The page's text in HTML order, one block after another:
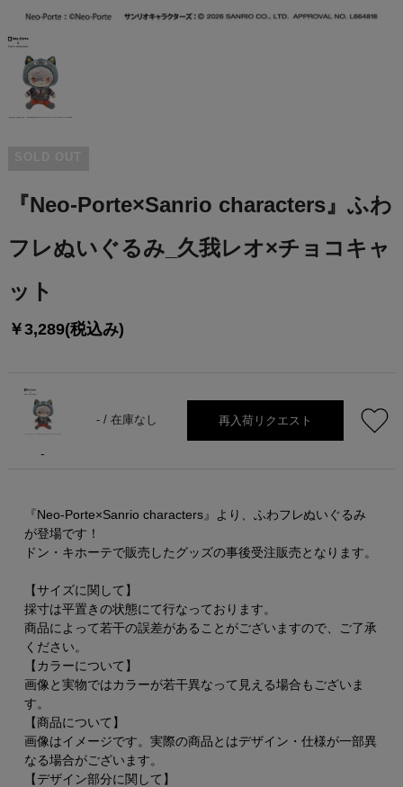
『Neo-Porte×Sanrio characters』ふわ
フレぬいぐるみ_久我レオ×チョコキャ
ット
￥3,289(税込み)
-
- /在庫なし 再入荷リクエスト
『Neo-Porte×Sanrio characters』より、ふわフレぬいぐるみ
が登場です！
ドン・キホーテで販売したグッズの事後受注販売となります。
【サイズに関して】
採寸は平置きの状態にて行なっております。
商品によって若干の誤差があることがございますので、ご了承
ください。
【カラーについて】
画像と実物ではカラーが若干異なって見える場合もございま
す。
【商品について】
画像はイメージです。実際の商品とはデザイン・仕様が一部異
なる場合がございます。
【デザイン部分に関して】